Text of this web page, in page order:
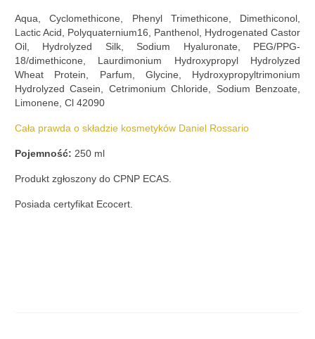
Aqua, Cyclomethicone, Phenyl Trimethicone, Dimethiconol,
Lactic Acid, Polyquaternium­16, Panthenol, Hydrogenated Castor
Oil, Hydrolyzed Silk, Sodium Hyaluronate, PEG/PPG­
18/dimethicone, Laurdimonium Hydroxypropyl Hydrolyzed
Wheat Protein, Parfum, Glycine, Hydroxypropyltrimonium
Hydrolyzed Casein, Cetrimonium Chloride, Sodium Benzoate,
Limonene, Cl 42090
Cała prawda o składzie kosmetyków Daniel Rossario
Pojemność: 250 ml
Produkt zgłoszony do CPNP ECAS.
Posiada certyfikat Ecocert.